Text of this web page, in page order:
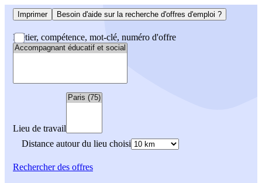
Imprimer Besoin d'aide sur la recherche d'offres d'emploi ?
Métier, compétence, mot-clé, numéro d'offre
Lieu de travail
Distance autour du lieu choisi
Rechercherdes offres